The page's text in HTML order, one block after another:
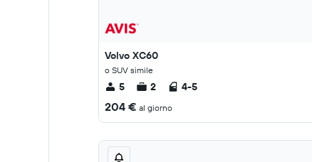
Volvo XC60
o SUV simile
5 2 4-5
204 € al giorno